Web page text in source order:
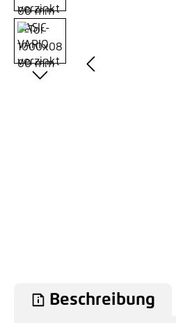
Beschreibung